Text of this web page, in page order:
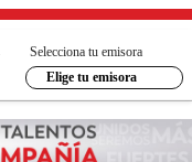
Selecciona tu emisora
Elige tu emisora